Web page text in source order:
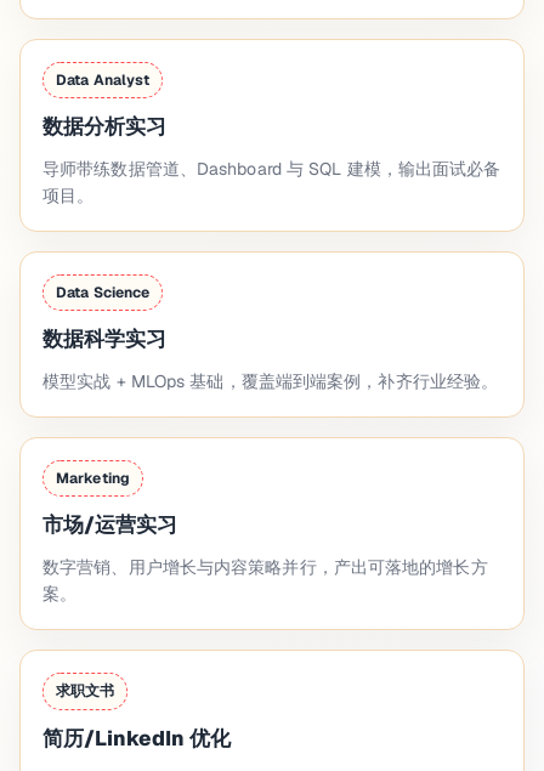
Data Analyst
数据分析实习
导师带练数据管道、Dashboard 与 SQL 建模，输出面试必备
项目。
Data Science
数据科学实习
模型实战 + MLOps 基础，覆盖端到端案例，补齐行业经验。
Marketing
市场/运营实习
数字营销、用户增长与内容策略并行，产出可落地的增长方
案。
求职文书
简历/LinkedIn 优化